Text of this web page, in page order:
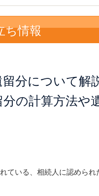
ち情報
分について解
の計算方法や
ている、相続人に認めら